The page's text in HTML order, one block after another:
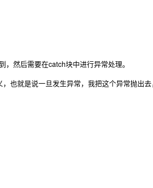
然后需要在catch块中进行异常处理。
就是说一旦发生异常，我把这个异常抛出去